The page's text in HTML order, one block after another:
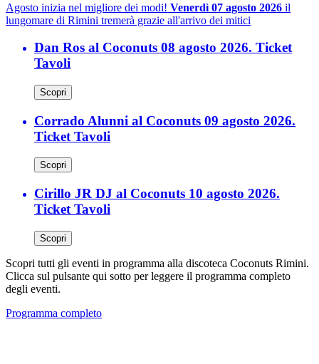
Agosto inizia nel migliore dei modi! Venerdì 07 agosto 2026 il
lungomare di Rimini tremerà grazie all'arrivo dei mitici
Dan Ros al Coconuts 08 agosto 2026. Ticket
Tavoli
Scopri
Corrado Alunni al Coconuts 09 agosto 2026.
Ticket Tavoli
Scopri
Cirillo JR DJ al Coconuts 10 agosto 2026.
Ticket Tavoli
Scopri
Scopri tutti gli eventi in programma alla discoteca Coconuts Rimini.
Clicca sul pulsante qui sotto per leggere il programma completo
degli eventi.
Programma completo